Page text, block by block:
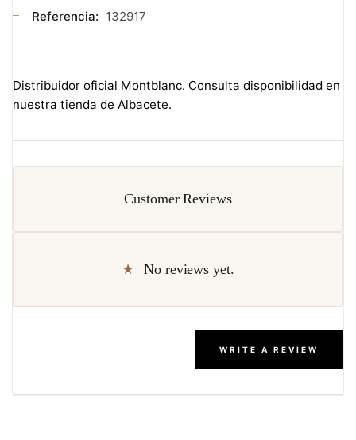
Referencia: 132917
Distribuidor oficial Montblanc. Consulta disponibilidad en
nuestra tienda de Albacete.
Customer Reviews
No reviews yet.
WRITE A REVIEW